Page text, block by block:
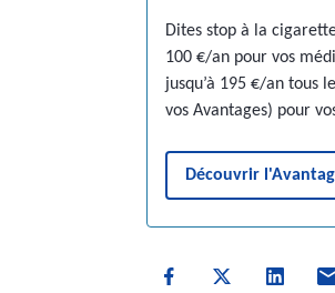
Dites stop à la
100 €/an pour vos
jusqu’à 195 €/an tous
vos Avantages) pour
Découvrir